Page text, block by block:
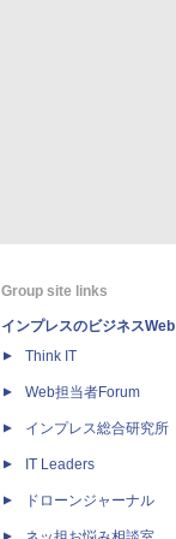
Group site links
インプレスのビジネスWeb
Think IT
Web担当者Forum
インプレス総合研究所
IT Leaders
ドローンジャーナル